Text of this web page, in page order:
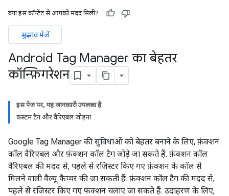
क्या इस कॉन्टेंट से आपको मदद मिली?
सुझाव भेजें
Android Tag Manager का बेहतर
कॉन्फ़िगरेशन
इस पेज पर, यह जानकारी उपलब्ध है
कस्टम टैग और वैरिएबल जोड़ना
Google Tag Manager की सुविधाओं को बेहतर बनाने के लिए, फ़ंक्शन
कॉल वैरिएबल और फ़ंक्शन कॉल टैग जोड़े जा सकते हैं. फ़ंक्शन कॉल
वैरिएबल की मदद से, पहले से रजिस्टर किए गए फ़ंक्शन के कॉल से
मिलने वाली वैल्यू कैप्चर की जा सकती हैं. फ़ंक्शन कॉल टैग की मदद से,
पहले से रजिस्टर किए गए फ़ंक्शन चलाए जा सकते हैं. उदाहरण के लिए,